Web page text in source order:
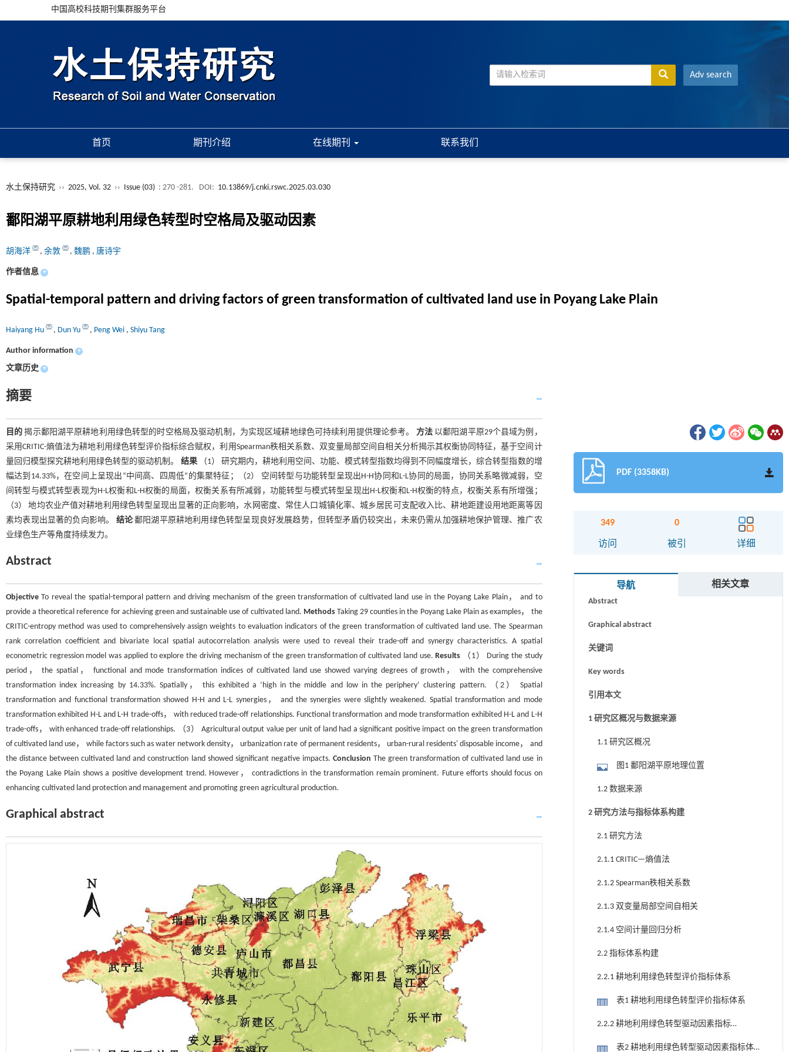
中国高校科技期刊集群服务平台
Adv search
首页 期刊介绍 在线期刊 联系我们
水土保持研究 ›› 2025, Vol. 32 ›› Issue (03) : 270 -281. DOI: 10.13869/j.cnki.rswc.2025.03.030
鄱阳湖平原耕地利用绿色转型时空格局及驱动因素
胡海洋 , 余敦 , 魏鹏 , 唐诗宇
作者信息 +
Spatial-temporal pattern and driving factors of green transformation of cultivated land use in Poyang Lake Plain
Haiyang Hu , Dun Yu , Peng Wei , Shiyu Tang
Author information +
文章历史 +
摘要
目的 揭示鄱阳湖平原耕地利用绿色转型的时空格局及驱动机制，为实现区域耕地绿色可持续利用提供理论参考。 方法以鄱阳湖平原29个县域为例，
采用CRITIC-熵值法为耕地利用绿色转型评价指标综合赋权，利用Spearman秩相关系数、双变量局部空间自相关分析揭示其权衡协同特征，基于空间计
量回归模型探究耕地利用绿色转型的驱动机制。 结果（1） 研究期内，耕地利用空间、功能、模式转型指数均得到不同幅度增长，综合转型指数的增
幅达到14.33%，在空间上呈现出“中间高、四周低”的集聚特征；（2） 空间转型与功能转型呈现出H-H协同和L-L协同的局面，协同关系略微减弱，空
间转型与模式转型表现为H-L权衡和L-H权衡的局面，权衡关系有所减弱，功能转型与模式转型呈现出H-L权衡和L-H权衡的特点，权衡关系有所增强；
（3） 地均农业产值对耕地利用绿色转型呈现出显著的正向影响，水网密度、常住人口城镇化率、城乡居民可支配收入比、耕地距建设用地距离等因
素均表现出显著的负向影响。 结论鄱阳湖平原耕地利用绿色转型呈现良好发展趋势，但转型矛盾仍较突出，未来仍需从加强耕地保护管理、推广农
业绿色生产等角度持续发力。
Abstract
Objective To reveal the spatial-temporal pattern and driving mechanism of the green transformation of cultivated land use in the Poyang Lake Plain， and to
provide a theoretical reference for achieving green and sustainable use of cultivated land. MethodsTaking 29 counties in the Poyang Lake Plain as examples， the
CRITIC-entropy method was used to comprehensively assign weights to evaluation indicators of the green transformation of cultivated land use. The Spearman
rank correlation coefficient and bivariate local spatial autocorrelation analysis were used to reveal their trade-off and synergy characteristics. A spatial
econometric regression model was applied to explore the driving mechanism of the green transformation of cultivated land use.Results （1） During the study
period， the spatial， functional and mode transformation indices of cultivated land use showed varying degrees of growth， with the comprehensive
transformation index increasing by 14.33%. Spatially， this exhibited a ‘high in the middle and low in the periphery’ clustering pattern. （2） Spatial
transformation and functional transformation showed H-H and L-L synergies， and the synergies were slightly weakened. Spatial transformation and mode
transformation exhibited H-L and L-H trade-offs， with reduced trade-off relationships. Functional transformation and mode transformation exhibited H-L and L-H
trade-offs， with enhanced trade-off relationships. （3） Agricultural output value per unit of land had a significant positive impact on the green transformation
of cultivated land use， while factors such as water network density， urbanization rate of permanent residents， urban-rural residents' disposable income， and
the distance between cultivated land and construction land showed significant negative impacts. Conclusion The green transformation of cultivated land use in
the Poyang Lake Plain shows a positive development trend. However， contradictions in the transformation remain prominent. Future efforts should focus on
enhancing cultivated land protection and management and promoting green agricultural production.
Graphical abstract
PDF (3358KB)
349
访问
0
被引 详细
导航 相关文章
Abstract
Graphical abstract
关键词
Key words
引用本文
1 研究区概况与数据来源
1.1 研究区概况
图1 鄱阳湖平原地理位置
1.2 数据来源
2 研究方法与指标体系构建
2.1 研究方法
2.1.1 CRITIC—熵值法
2.1.2 Spearman秩相关系数
2.1.3 双变量局部空间自相关
2.1.4 空间计量回归分析
2.2 指标体系构建
2.2.1 耕地利用绿色转型评价指标体系
表1 耕地利用绿色转型评价指标体系
2.2.2 耕地利用绿色转型驱动因素指标体
表2 耕地利用绿色转型驱动因素指标体